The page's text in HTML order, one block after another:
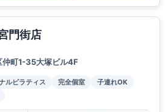
門街店
仲町1-35大塚ビル4F
ルピラティス 完全個室
子連れOK